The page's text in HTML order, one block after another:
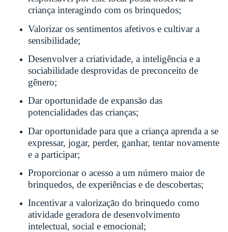
criança interagindo com os brinquedos;
Valorizar os sentimentos afetivos e cultivar a
sensibilidade;
Desenvolver a criatividade, a inteligência e a
sociabilidade desprovidas de preconceito de
gênero;
Dar oportunidade de expansão das
potencialidades das crianças;
Dar oportunidade para que a criança aprenda a se
expressar, jogar, perder, ganhar, tentar novamente
e a participar;
Proporcionar o acesso a um número maior de
brinquedos, de experiências e de descobertas;
Incentivar a valorização do brinquedo como
atividade geradora de desenvolvimento
intelectual, social e emocional;